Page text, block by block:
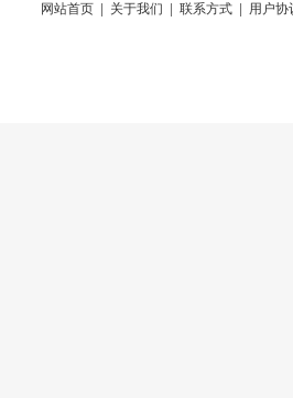
网站首页 关于我们 联系方式 用户协